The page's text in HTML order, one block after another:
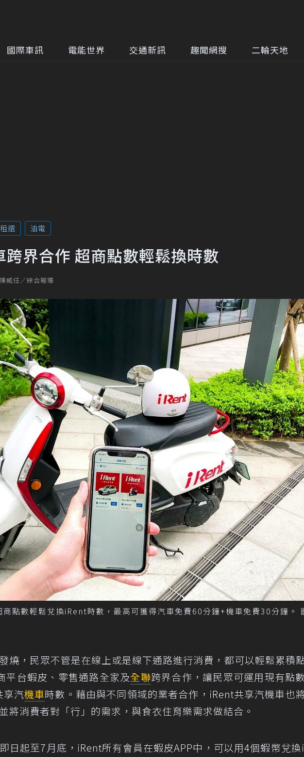
國際車訊 電能世界 交通新訊 趣聞網搜 二輪天地
還 油電
界合作 超商點數輕鬆換時數
威任／綜合報導
點數輕鬆兌換iRent時數，最高可獲得汽車免費60分鐘+機車免費30分鐘。
燒，民眾不管是在線上或是線下通路進行消費，都可以輕鬆累積
平台蝦皮、零售通路全家及全聯跨界合作，讓民眾可運用現有點
享汽機車時數。藉由與不同領域的業者合作，iRent共享汽機車也
將消費者對「行」的需求，與食衣住育樂需求做結合。
日起至7月底，iRent所有會員在蝦皮APP中，可以用4個蝦幣兌